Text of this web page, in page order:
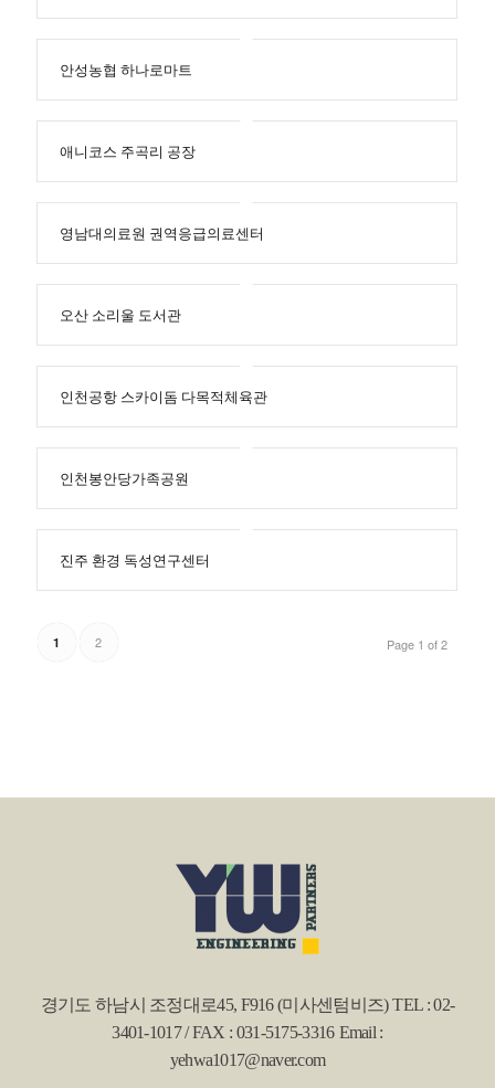
안성농협 하나로마트
애니코스 주곡리 공장
영남대의료원 권역응급의료센터
오산 소리울 도서관
인천공항 스카이돔 다목적체육관
인천봉안당가족공원
진주 환경 독성연구센터
Page 1 of 2
1 2
경기도 하남시 조정대로45, F916 (미사센텀비즈) TEL : 02-
3401-1017 / FAX : 031-5175-3316 Email :
yehwa1017@naver.com